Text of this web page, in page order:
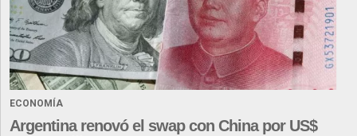
ECONOMÍA
Argentina renovó el swap con China por US$